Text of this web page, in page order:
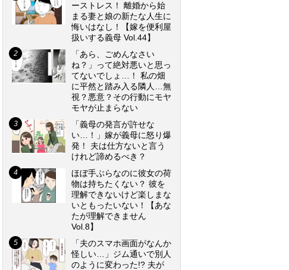
ーストレス！ 離婚から始
まる妻と娘の新たな人生に
悔いはなし！【嫁を便利屋
扱いする義母 Vol.44】
「あら、ごめんなさい
ね？」って絶対悪いと思っ
てないでしょ…！ 私の畑
に平然と踏み入る隣人…無
視？悪意？その行動にモヤ
モヤが止まらない
「義母の発言が許せな
い…！」嫁が義母に怒り爆
発！ 夫は仕方ないと言う
けれど諦めるべき？
ほぼ手ぶらなのに彼女の荷
物は持ちたくない？ 彼を
理解できないけど楽しまな
いともったいない！【あな
たが理解できません
Vol.8】
「夫のスマホ画面がなんか
怪しい…」ジム通いで別人
のように変わった!? 夫が